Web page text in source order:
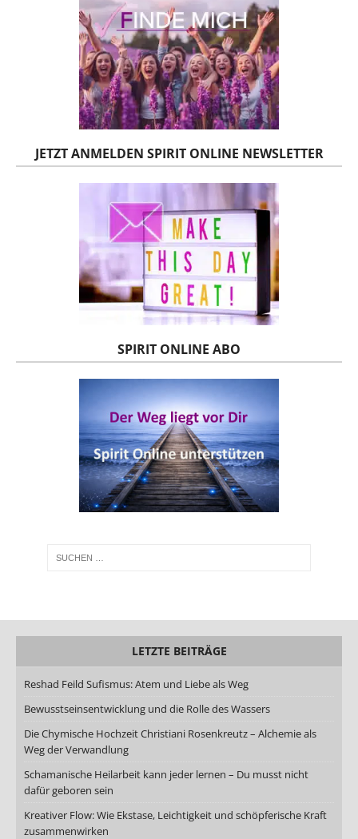
JETZT ANMELDEN SPIRIT ONLINE NEWSLETTER
SPIRIT ONLINE ABO
LETZTE BEITRÄGE
Reshad Feild Sufismus: Atem und Liebe als Weg
Bewusstseinsentwicklung und die Rolle des Wassers
Die Chymische Hochzeit Christiani Rosenkreutz – Alchemie als
Weg der Verwandlung
Schamanische Heilarbeit kann jeder lernen – Du musst nicht
dafür geboren sein
Kreativer Flow: Wie Ekstase, Leichtigkeit und schöpferische Kraft
zusammenwirken